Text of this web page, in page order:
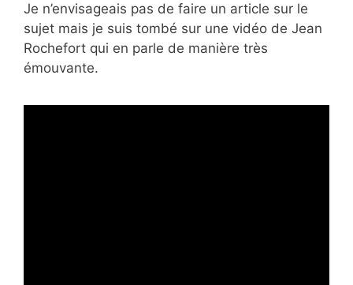
Je n’envisageais pas de faire un article sur le
sujet mais je suis tombé sur une vidéo de Jean
Rochefort qui en parle de manière très
émouvante.